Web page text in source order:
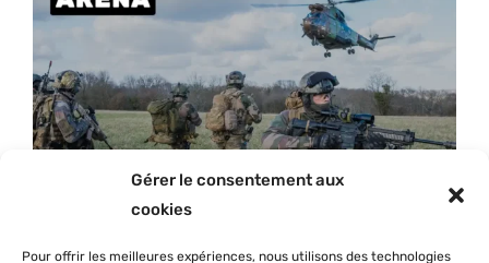
Gérer le consentement aux
cookies
Pour offrir les meilleures expériences, nous utilisons des technologies